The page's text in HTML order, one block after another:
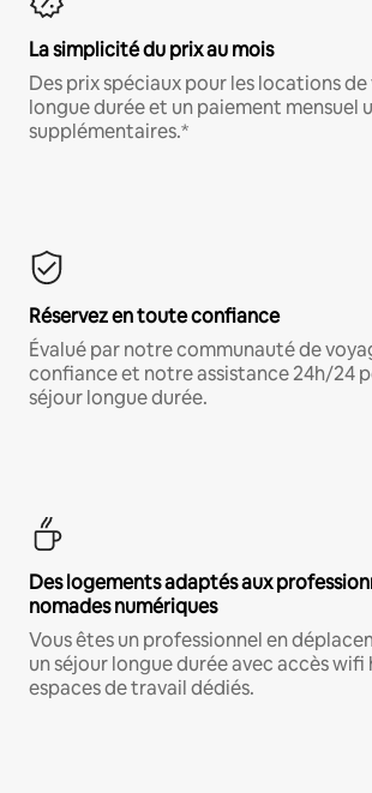
La simplicité du prix au mois
Des prix spéciaux pour les locations
longue durée et un paiement mensuel
supplémentaires.*
Réservez en toute confiance
Évalué par notre communauté de
confiance et notre assistance 24h/24
séjour longue durée.
Des logements adaptés aux
nomades numériques
Vous êtes un professionnel en
un séjour longue durée avec accès
espaces de travail dédiés.